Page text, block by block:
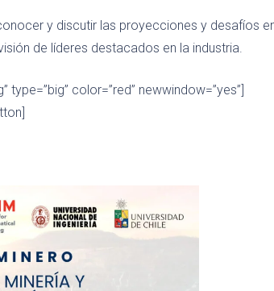
y discutir las proyecciones y desafíos
de líderes destacados en la industria.
color=”red” newwindow=”yes”]